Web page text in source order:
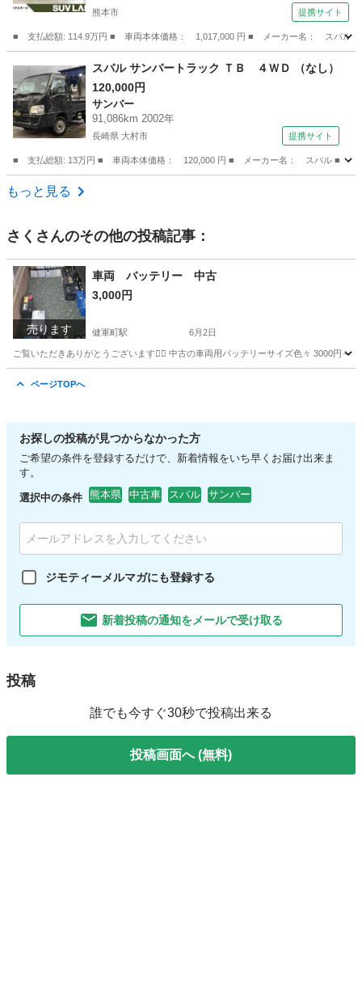
ルシフト パワーシート シートヒーター スマ
ートキー ７人乗り （検10.4）
熊本市 提携サイト
■ 支払総額: 114.9万円 ■ 車両本体価格： 1,017,000 円 ■ メーカー名： スバル
スバル
スバル サンバートラック ＴＢ ４ＷＤ （なし）
120,000円
サンバー
91,086km 2002年
長崎県 大村市 提携サイト
■ 支払総額: 13万円 ■ 車両本体価格： 120,000 円 ■ メーカー名： スバル ■
長崎 大村市
もっと見る
さく さんのその他の投稿記事：
売ります
車両 バッテリー 中古
3,000円
健軍町駅 6月2日
ご覧いただきありがとうございます🙇‍♂️ 中古の車両用バッテリーサイズ色々 3000円～
ページTOPへ
お探しの投稿が見つからなかった方
ご希望の条件を登録するだけで、新着情報をいち早くお届け出来ま
す。
選択中の条件 熊本県 中古車 スバル サンバー
ジモティーメルマガにも登録する
新着投稿の通知をメールで受け取る
投稿
誰でも今すぐ30秒で投稿出来る
投稿画面へ (無料)